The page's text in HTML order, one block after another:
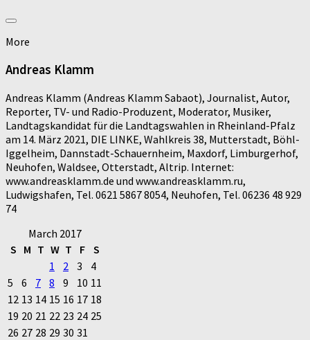
More
Andreas Klamm
Andreas Klamm (Andreas Klamm Sabaot), Journalist, Autor,
Reporter, TV- und Radio-Produzent, Moderator, Musiker,
Landtagskandidat für die Landtagswahlen in Rheinland-Pfalz
am 14. März 2021, DIE LINKE, Wahlkreis 38, Mutterstadt, Böhl-
Iggelheim, Dannstadt-Schauernheim, Maxdorf, Limburgerhof,
Neuhofen, Waldsee, Otterstadt, Altrip. Internet:
www.andreasklamm.de und www.andreasklamm.ru,
Ludwigshafen, Tel. 0621 5867 8054, Neuhofen, Tel. 06236 48 929
74
March 2017
S M T W T F S
1
2 3
4
5
6 7 8 9 10 11
12 13 14 15 16 17 18
19 20 21 22 23 24 25
26 27 28 29 30 31